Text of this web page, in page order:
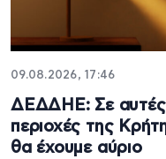
09.08.2026, 17:46
ΔΕΔΔΗΕ: Σε αυτές
περιοχές της
θα έχουμε αύριο